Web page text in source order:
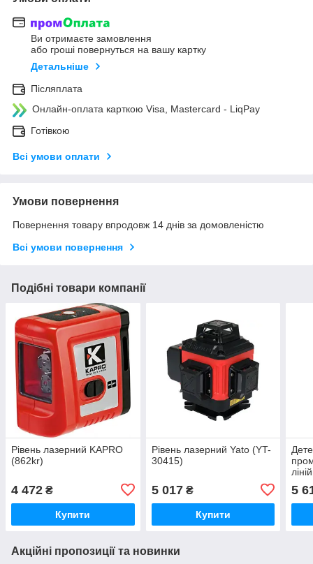
Ви отримаєте замовлення
або гроші повернуться на вашу картку
Детальніше
Післяплата
Онлайн-оплата карткою Visa, Mastercard - LiqPay
Готівкою
Всі умови оплати
Умови повернення
Повернення товару впродовж 14 днів за домовленістю
Всі умови повернення
Подібні товари компанії
Рівень лазерний KAPRO
(862kr)
4 472 ₴
Купити
Рівень лазерний Yato (YT-
30415)
5 017₴
Купити
5
Акційні пропозиції та новинки